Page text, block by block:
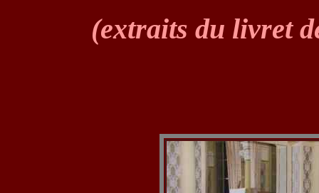
(extraits du livret